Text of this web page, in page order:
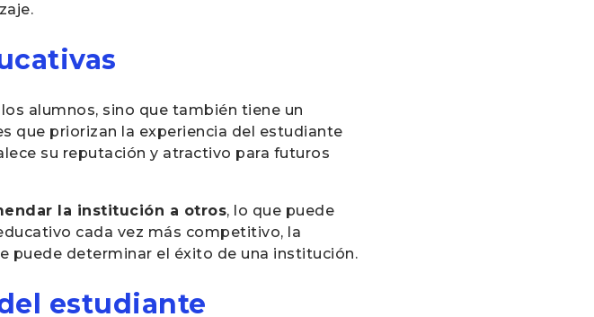
alumnos, sino que también tiene un
que priorizan la experiencia del estudiante
su reputación y atractivo para futuros
la institución a otros, lo que puede
cada vez más competitivo, la
puede determinar el éxito de una institución.
estudiante